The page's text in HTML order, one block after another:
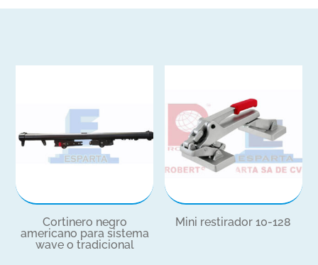
Cortinero negro
americano para sistema
wave o tradicional
Mini restirador 10-128